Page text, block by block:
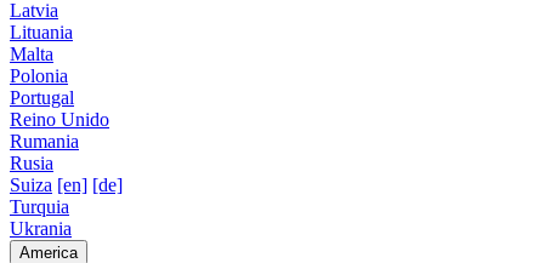
Latvia
Lituania
Malta
Polonia
Portugal
Reino Unido
Rumania
Rusia
Suiza [en] [de]
Turquia
Ukrania
America